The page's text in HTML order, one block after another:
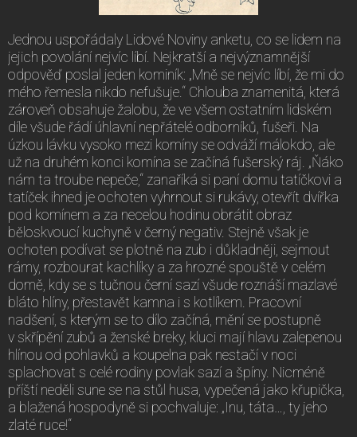
Jednou uspořádaly Lidové Noviny anketu, co se lidem na
jejich povolání nejvíc líbí. Nejkratší a nejvýznamnější
odpověď poslal jeden kominík: „Mně se nejvíc líbí, že mi do
mého řemesla nikdo nefušuje.“ Chlouba znamenitá, která
zároveň obsahuje žalobu, že ve všem ostatním lidském
díle všude řádí úhlavní nepřátelé odborníků, fušeři. Na
úzkou lávku vysoko mezi komíny se odváží málokdo, ale
už na druhém konci komína se začíná fušerský ráj. „Ňáko
nám ta troube nepeče,“ zanaříká si paní domu tatíčkovi a
tatíček ihned je ochoten vyhrnout si rukávy, otevřít dvířka
pod komínem a za necelou hodinu obrátit obraz
běloskvoucí kuchyně v černý negativ. Stejně však je
ochoten podívat se plotně na zub i důkladněji, sejmout
rámy, rozbourat kachlíky a za hrozné spouště v celém
domě, kdy se s tučnou černí sazí všude roznáší mazlavé
bláto hlíny, přestavět kamna i s kotlíkem. Pracovní
nadšení, s kterým se to dílo začíná, mění se postupně
v skřípění zubů a ženské breky, kluci mají hlavu zalepenou
hlínou od pohlavků a koupelna pak nestačí v noci
splachovat s celé rodiny povlak sazí a špíny. Nicméně
příští neděli sune se na stůl husa, vypečená jako křupička,
a blažená hospodyně si pochvaluje: „Inu, táta…, ty jeho
zlaté ruce!“